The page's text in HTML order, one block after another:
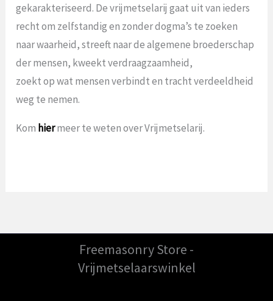
gekarakteriseerd. De vrijmetselarij gaat uit van ieders
recht om zelfstandig en zonder dogma’s te zoeken
naar waarheid, streeft naar de algemene broederschap
der mensen, kweekt verdraagzaamheid,
zoekt op wat mensen verbindt en tracht verdeeldheid
weg te nemen.
Kom hiermeer te weten over Vrijmetselarij.
Freemasonry Store -
Vrijmetselaarswinkel